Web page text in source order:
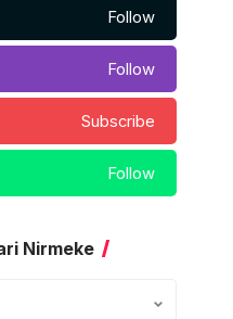
Follow
Follow
Subscribe
Follow
Nirmeke